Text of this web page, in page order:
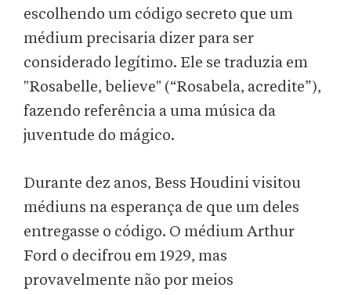
escolhendo um código secreto que um
médium precisaria dizer para ser
considerado legítimo. Ele se traduzia em
"Rosabelle, believe" (“Rosabela, acredite”),
fazendo referência a uma música da
juventude do mágico.
Durante dez anos, Bess Houdini visitou
médiuns na esperança de que um deles
entregasse o código. O médium Arthur
Ford o decifrou em 1929, mas
provavelmente não por meios